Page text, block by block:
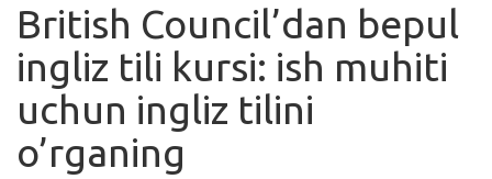
Ishlar
Kurslar
Blog
Yana
British Council’dan bepul
ingliz tili kursi: ish muhiti
uchun ingliz tilini
o’rganing